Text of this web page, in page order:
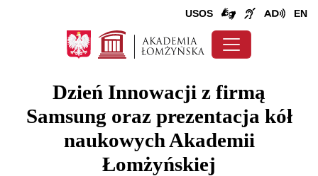
USOS EN
Dzień Innowacji z firmą
Samsung oraz prezentacja kół
naukowych Akademii
Łomżyńskiej